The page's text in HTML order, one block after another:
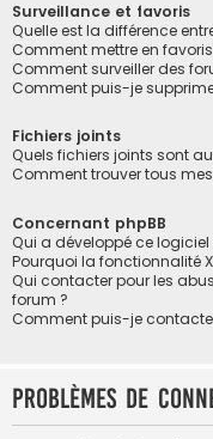
Surveillance et favoris
Quelle est la différence
Comment mettre en
Comment surveiller des
Comment puis-je
Fichiers joints
Quels fichiers joints sont
Comment trouver tous
Concernant phpBB
Qui a développé ce logiciel
Pourquoi la fonctionnalité
Qui contacter pour les
forum ?
Comment puis-je
Problèmes de